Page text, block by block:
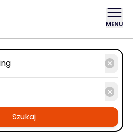
MENU
Szukaj